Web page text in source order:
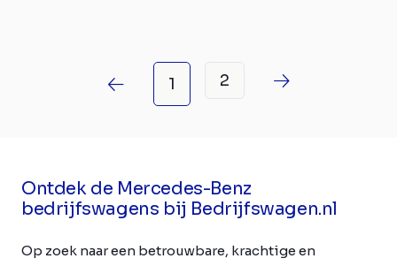
1 2
Ontdek de Mercedes-Benz
bedrijfswagens bij Bedrijfswagen.nl
Op zoek naar een betrouwbare, krachtige en